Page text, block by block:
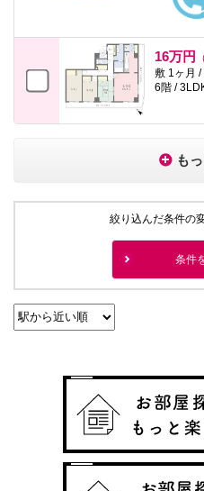
16万円
敷 1ヶ月 /
6階 /
も
絞り込んだ条件の
条件